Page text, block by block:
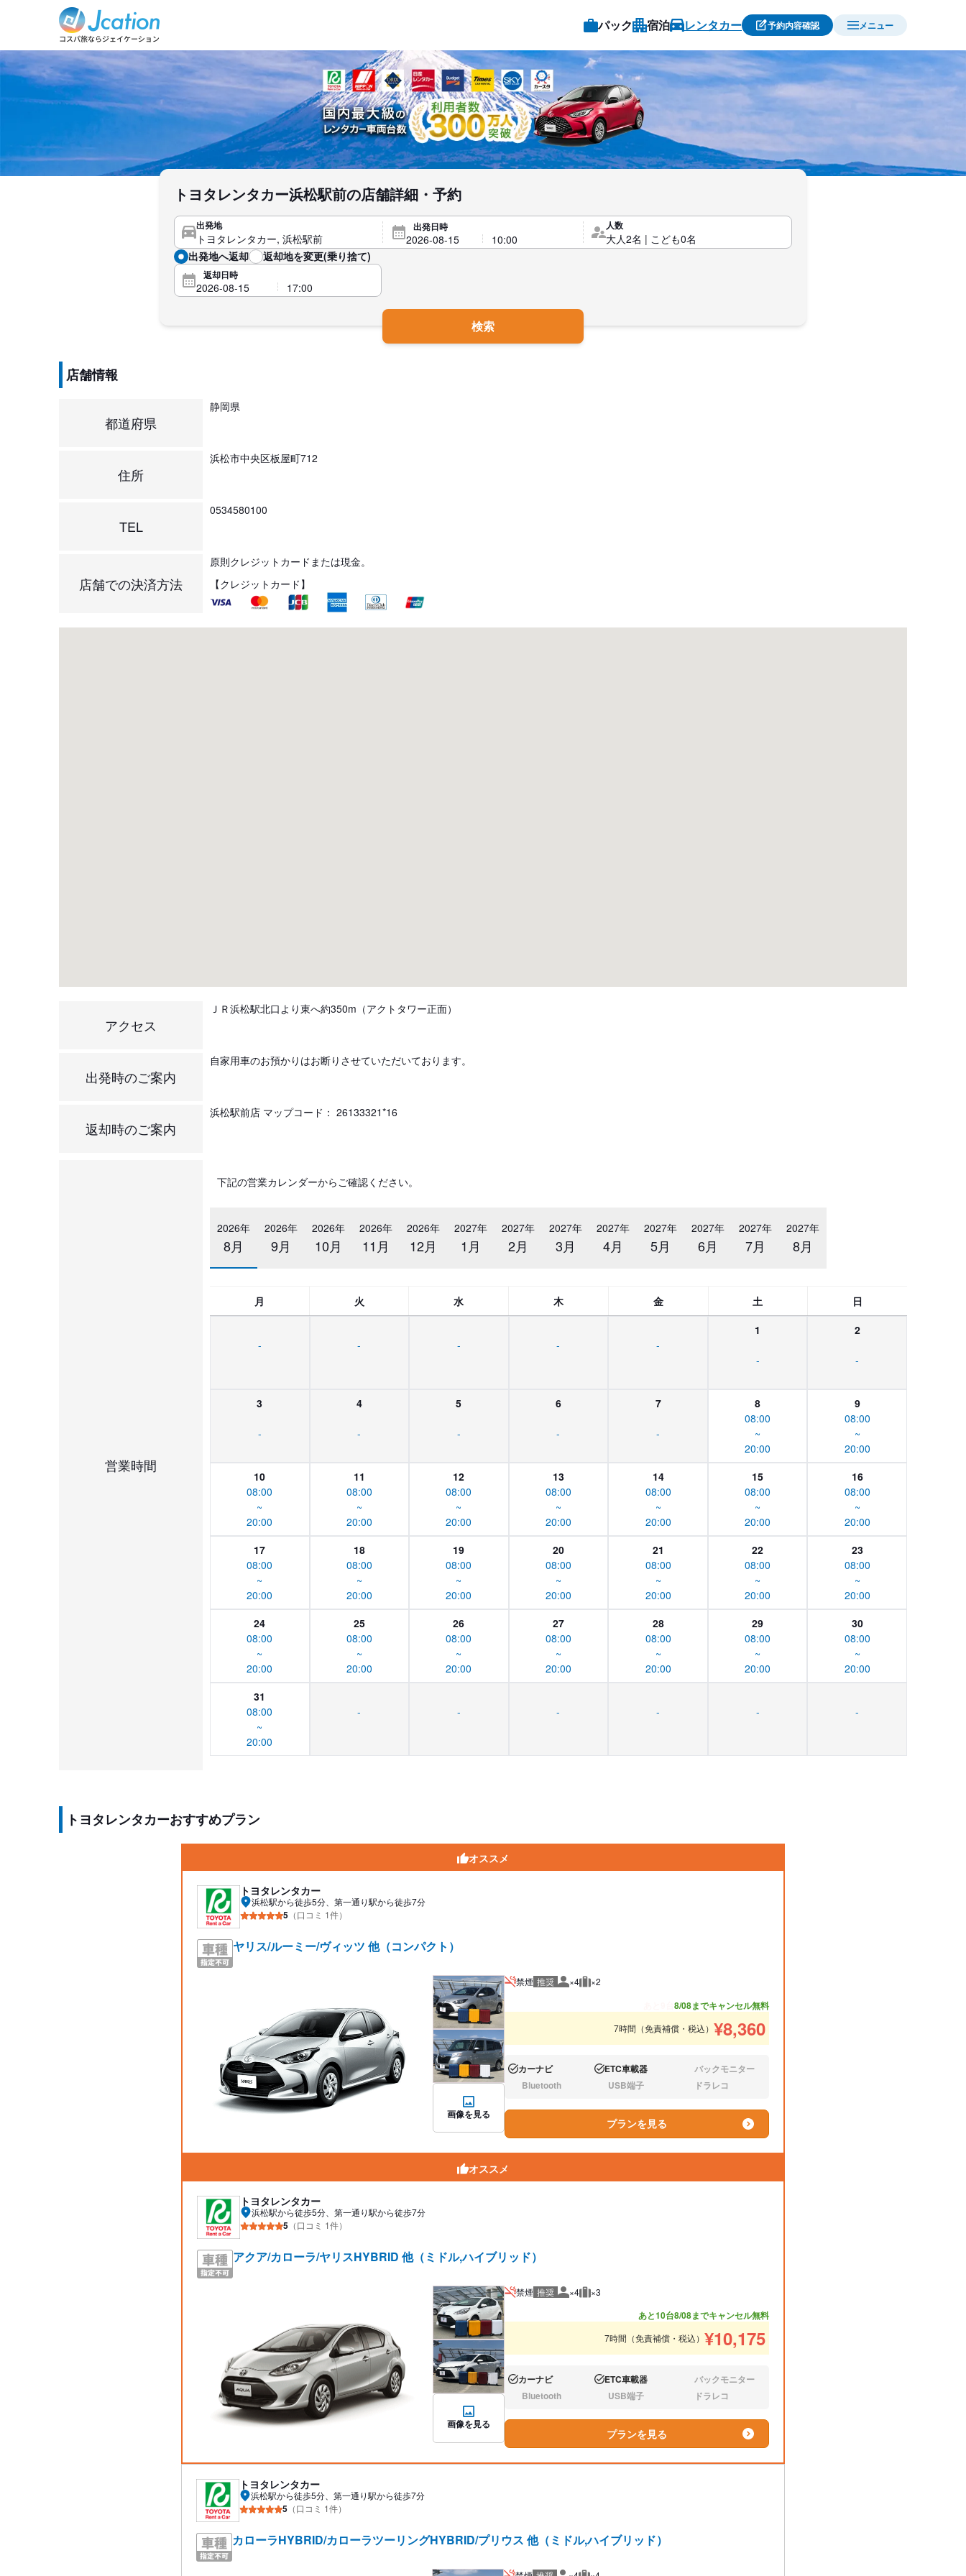
パック 宿泊 レンタカー 予約内容確認 メニュー
トヨタレンタカー浜松駅前の店舗詳細・予約
出発地 出発日時 人数
出発地へ返却 返却地を変更(乗り捨て)
返却日時
検索
店舗情報
都道府県
静岡県
住所
浜松市中央区板屋町712
TEL
0534580100
店舗での決済方法
原則クレジットカードまたは現金。
【クレジットカード】
アクセス
ＪＲ浜松駅北口より東へ約350m（アクトタワー正面）
出発時のご案内
自家用車のお預かりはお断りさせていただいております。
返却時のご案内
浜松駅前店 マップコード： 26133321*16
営業時間
下記の営業カレンダーからご確認ください。
2026年
8月
2026年
9月
2026年
10月
2026年
11月
2026年
12月
2027年
1月
2027年
2月
2027年
3月
2027年
4月
2027年
5月
2027年
6月
2027年
7月
2027年
8月
月 火 水 木 金 土 日
- - - - -
1
-
2
-
3
-
4
-
5
-
6
-
7
-
8
08:00
~
20:00
9
08:00
~
20:00
10
08:00
~
20:00
11
08:00
~
20:00
12
08:00
~
20:00
13
08:00
~
20:00
14
08:00
~
20:00
15
08:00
~
20:00
16
08:00
~
20:00
17
08:00
~
20:00
18
08:00
~
20:00
19
08:00
~
20:00
20
08:00
~
20:00
21
08:00
~
20:00
22
08:00
~
20:00
23
08:00
~
20:00
24
08:00
~
20:00
25
08:00
~
20:00
26
08:00
~
20:00
27
08:00
~
20:00
28
08:00
~
20:00
29
08:00
~
20:00
30
08:00
~
20:00
31
08:00
~
20:00
- - - - - -
トヨタレンタカーおすすめプラン
オススメ
トヨタレンタカー
浜松駅から徒歩5分、第一通り駅から徒歩7分
5 （口コミ 1件）
ヤリス/ルーミー/ヴィッツ 他（コンパクト）
画像を見る
禁煙 推奨 推奨人数
×4 推奨荷物
×2
8/08までキャンセル無料
7時間（免責補償・税込） ¥8,360
あり:カーナビ あり:ETC車載器 なし:バックモニター
なし:Bluetooth なし:USB端子 なし:ドラレコ
プランを見る
オススメ
トヨタレンタカー
浜松駅から徒歩5分、第一通り駅から徒歩7分
5 （口コミ 1件）
アクア/カローラ/ヤリスHYBRID 他（ミドル,ハイブリッド）
画像を見る
禁煙 推奨 推奨人数
×4 推奨荷物
×3
あと10台8/08までキャンセル無料
7時間（免責補償・税込） ¥10,175
あり:カーナビ あり:ETC車載器 なし:バックモニター
なし:Bluetooth なし:USB端子 なし:ドラレコ
プランを見る
トヨタレンタカー
浜松駅から徒歩5分、第一通り駅から徒歩7分
5 （口コミ 1件）
カローラHYBRID/カローラツーリングHYBRID/プリウス 他（ミドル,ハイブリッド）